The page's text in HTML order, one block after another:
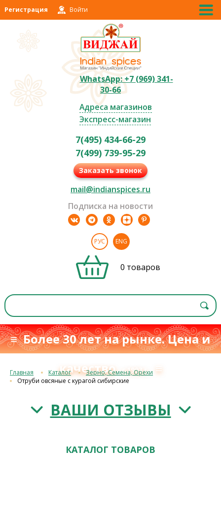
Регистрация Войти
WhatsApp: +7 (969) 341-
30-66
Адреса магазинов
Экспресс-магазин
7(495) 434-66-29
7(499) 739-95-29
Заказать звонок
mail@indianspices.ru
Подписка на новости
РУС ENG
0 товаров
≡ Более 30 лет на рынке. Цена и
качествос 1993 г.≡
Главная Каталог
Зерно, Семена, Орехи
Отруби овсяные с курагой сибирские
ВАШИ ОТЗЫВЫ
КАТАЛОГ ТОВАРОВ